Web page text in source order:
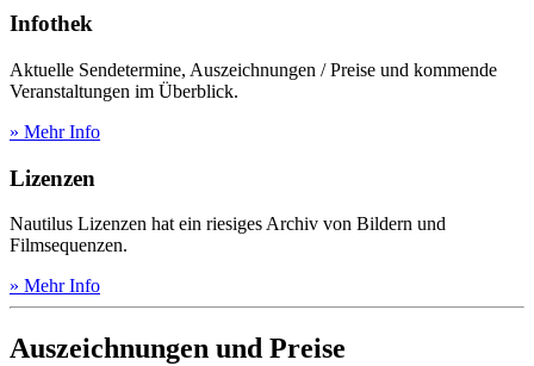
Infothek
Aktuelle Sendetermine, Auszeichnungen / Preise und kommende
Veranstaltungen im Überblick.
» Mehr Info
Lizenzen
Nautilus Lizenzen hat ein riesiges Archiv von Bildern und
Filmsequenzen.
» Mehr Info
Auszeichnungen und Preise